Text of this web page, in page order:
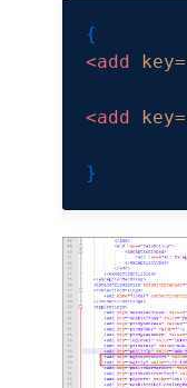
<add
key=
<add key=